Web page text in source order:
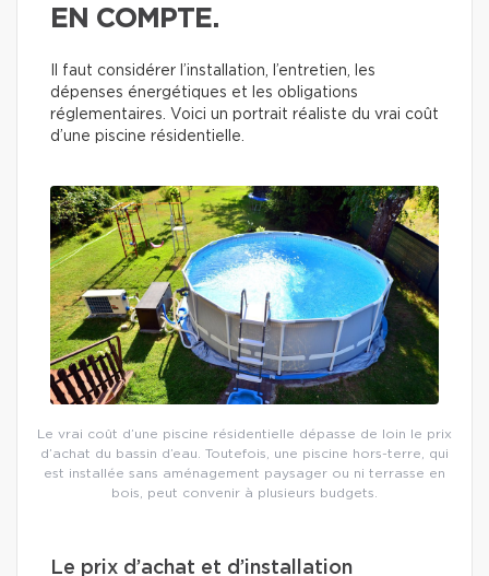
EN COMPTE.
Il faut considérer l’installation, l’entretien, les
dépenses énergétiques et les obligations
réglementaires. Voici un portrait réaliste du vrai coût
d’une piscine résidentielle.
Le vrai coût d’une piscine résidentielle dépasse de loin le prix
d’achat du bassin d’eau. Toutefois, une piscine hors-terre, qui
est installée sans aménagement paysager ou ni terrasse en
bois, peut convenir à plusieurs budgets.
Le prix d’achat et d’installation